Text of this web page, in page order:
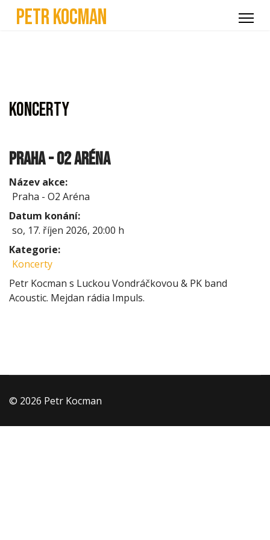
Petr Kocman
Koncerty
Praha - O2 Aréna
Název akce:
Praha - O2 Aréna
Datum konání:
so, 17. říjen 2026, 20:00 h
Kategorie:
Koncerty
Petr Kocman s Luckou Vondráčkovou & PK band
Acoustic. Mejdan rádia Impuls.
© 2026 Petr Kocman